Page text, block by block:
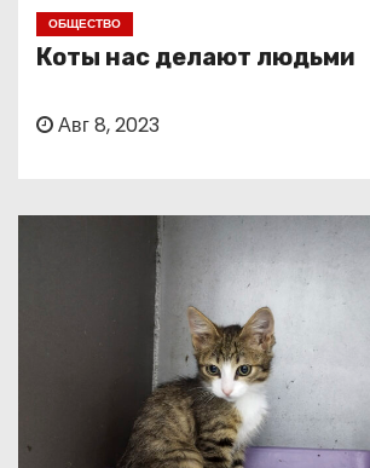
ОБЩЕСТВО
Коты нас делают людьми
Авг 8, 2023